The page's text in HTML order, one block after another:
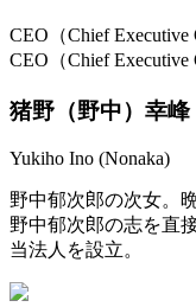
CEO（Chief Executive
CEO（Chief Executive
猪野（野中）幸峰
Yukiho Ino (Nonaka)
野中郁次郎の次女。
野中郁次郎の志を直
当法人を設立。